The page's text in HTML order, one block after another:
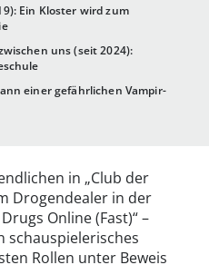
Ein Kloster wird zum
uns (seit 2024):
einer gefährlichen Vampir-
in „Club der
Drogendealer in der
Online (Fast)“ –
schauspielerisches
Rollen unter Beweis